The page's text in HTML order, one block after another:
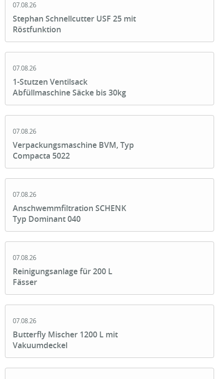
07.08.26
Stephan Schnellcutter USF 25 mit
Röstfunktion
07.08.26
1-Stutzen Ventilsack
Abfüllmaschine Säcke bis 30kg
07.08.26
Verpackungsmaschine BVM, Typ
Compacta 5022
07.08.26
Anschwemmfiltration SCHENK
Typ Dominant 040
07.08.26
Reinigungsanlage für 200 L
Fässer
07.08.26
Butterfly Mischer 1200 L mit
Vakuumdeckel